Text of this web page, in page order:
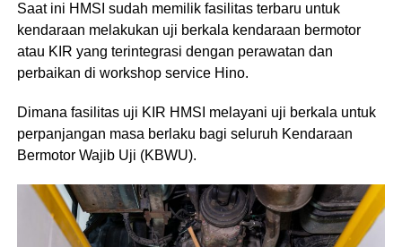
Saat ini HMSI sudah memilik fasilitas terbaru untuk
kendaraan melakukan uji berkala kendaraan bermotor
atau KIR yang terintegrasi dengan perawatan dan
perbaikan di workshop service Hino.
Dimana fasilitas uji KIR HMSI melayani uji berkala untuk
perpanjangan masa berlaku bagi seluruh Kendaraan
Bermotor Wajib Uji (KBWU).